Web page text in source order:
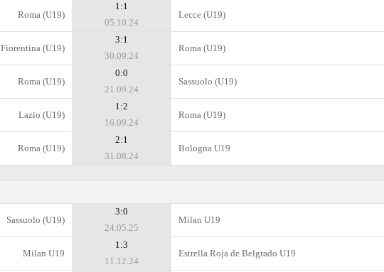
Roma (U19)
1:1
05.10.24
Lecce (U19)
Fiorentina (U19)
3:1
30.09.24
Roma (U19)
Roma (U19)
0:0
21.09.24
Sassuolo (U19)
Lazio (U19)
1:2
16.09.24
Roma (U19)
Roma (U19)
2:1
31.08.24
Bologna U19
Sassuolo (U19)
3:0
24.05.25
Milan U19
Milan U19
1:3
11.12.24
Estrella Roja de Belgrado U19